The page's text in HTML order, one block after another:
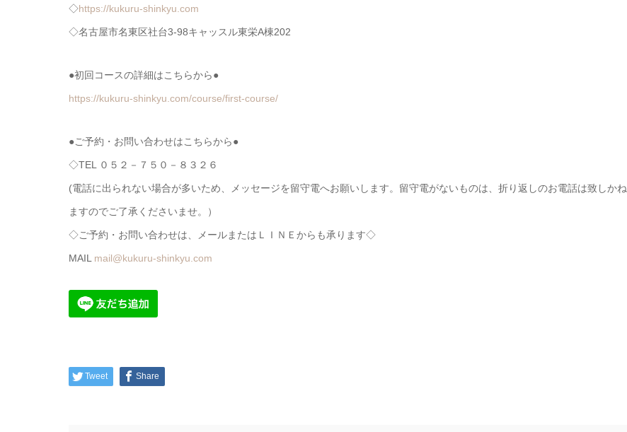
◇https://kukuru-shinkyu.com
◇名古屋市名東区社台3-98キャッスル東栄A棟202
●初回コースの詳細はこちらから●
https://kukuru-shinkyu.com/course/first-course/
●ご予約・お問い合わせはこちらから●
◇TEL ０５２－７５０－８３２６
(電話に出られない場合が多いため、メッセージを留守電へお願いします。留守電がないものは、折り返しのお電話は致しかね
ますのでご了承くださいませ。）
◇ご予約・お問い合わせは、メールまたはＬＩＮＥからも承ります◇
MAIL mail@kukuru-shinkyu.com
Tweet Share